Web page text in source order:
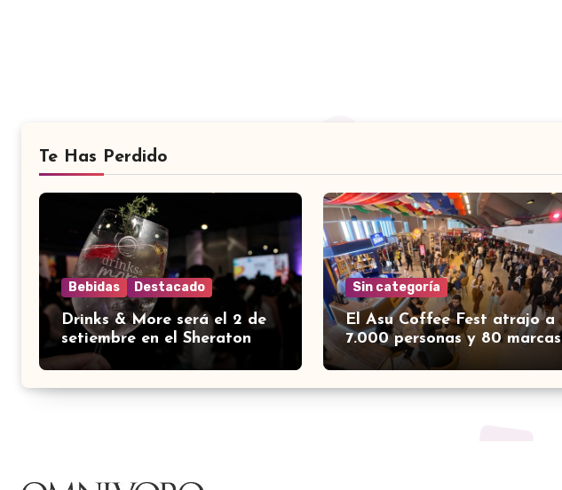
Te Has Perdido
Bebidas Destacado
Drinks & More será el 2 de
setiembre en el Sheraton
Sin categoría
El Asu Coffee Fest atrajo a
7.000 personas y 80 marcas